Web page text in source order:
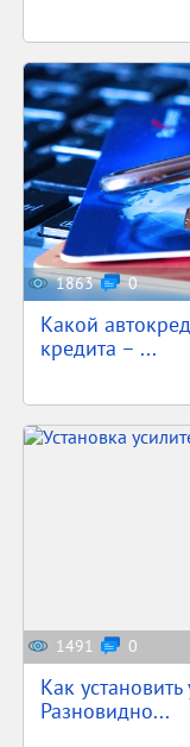
1863 0
Какой
кредита – ...
1491 0
Как
Разновидно...